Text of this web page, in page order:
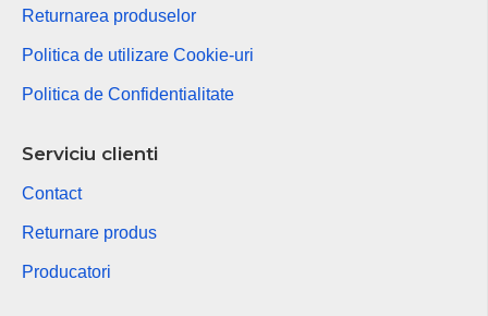
Returnarea produselor
Politica de utilizare Cookie-uri
Politica de Confidentialitate
Serviciu clienti
Contact
Returnare produs
Producatori